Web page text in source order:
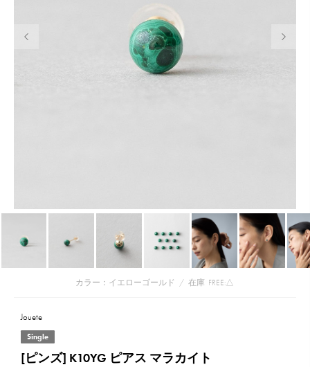
カラー：イエローゴールド / 在庫 FREE:△
Jouete
Single
[ピンズ] K10YG ピアス マラカイト